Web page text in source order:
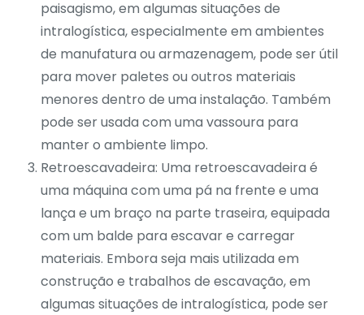
paisagismo, em algumas situações de
intralogística, especialmente em ambientes
de manufatura ou armazenagem, pode ser útil
para mover paletes ou outros materiais
menores dentro de uma instalação. Também
pode ser usada com uma vassoura para
manter o ambiente limpo.
Retroescavadeira: Uma retroescavadeira é
uma máquina com uma pá na frente e uma
lança e um braço na parte traseira, equipada
com um balde para escavar e carregar
materiais. Embora seja mais utilizada em
construção e trabalhos de escavação, em
algumas situações de intralogística, pode ser